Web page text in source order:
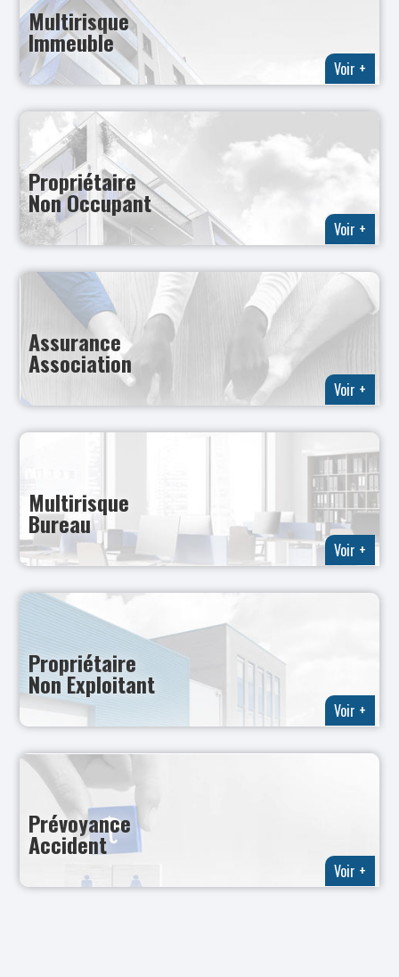
Multirisque
Immeuble
Voir +
Propriétaire
Non Occupant
Voir +
Assurance
Association
Voir +
Multirisque
Bureau
Voir +
Propriétaire
Non Exploitant
Voir +
Prévoyance
Accident
Voir +